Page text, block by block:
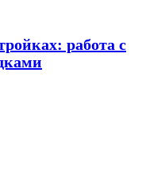
работа с